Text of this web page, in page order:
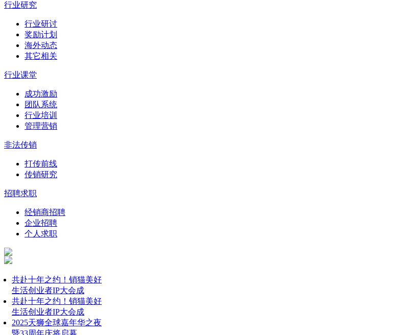
行业研究
行业研讨
奖励计划
海外动态
其它相关
行业课堂
成功激励
团队系统
行业培训
管理营销
非法传销
打传前线
传销研究
招聘求职
经销商招聘
企业招聘
个人求职
共赴十年之约！销猫美好
生活创业者IP大会成
共赴十年之约！销猫美好
生活创业者IP大会成
2025天狮全球嘉年华之夜
暨33周年庆将启幕